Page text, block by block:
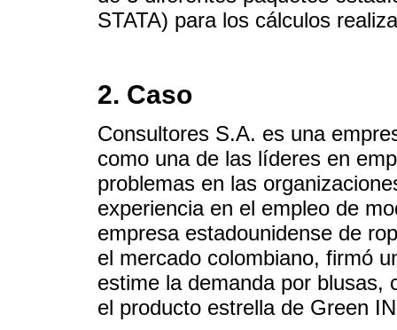
STATA) para los cálculos
2. Caso
Consultores S.A. es una
como una de las líderes en
problemas en las
experiencia en el empleo de
empresa estadounidense de
el mercado colombiano, firmó
estime la demanda por blusas,
el producto estrella de Green